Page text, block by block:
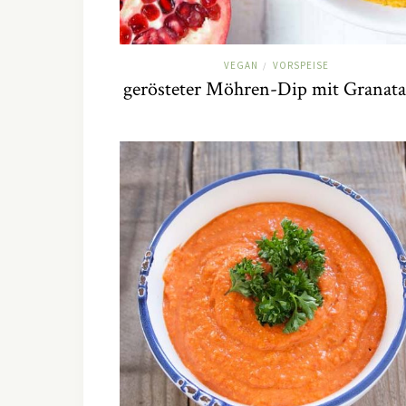
VEGAN / VORSPEISE
gerösteter Möhren-Dip mit